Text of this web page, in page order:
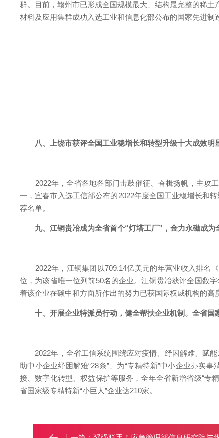
群。目前，赣州市已形成全国规模最大、结构最完整的稀
材料及应用集群成功入选工业和信息化部公布的国家先进制
八、上饶市获评全国工业稳增长和转型升级十大成效明
2022年，全省各地各部门击鼓催征、奋楫扬帆，主攻工
一，宜春市入选工信部公布的2022年度全国工业稳增长和
荐名单。
九、江铜贵冶成为全省首个“灯塔工厂”，金力永磁成为
2022年，江铜集团以709.14亿美元的年营业收入排名《
位，为该省唯一位列前50名的企业。江铜贵冶获评全国数
着该企业在碳中和方面所作出的努力已获国际权威机构的高
十、开展企业特派员行动，健全帮扶企业机制。全省国
2022年，全省工信系统围绕应对疫情、纾困解难、赋能
助中小企业纾困解难“28条”、为“专精特新”中小企业办实
接、数字化转型、权益保护等服务，全年全省新增省级“专
省国家级专精特新“小巨人”企业达210家。